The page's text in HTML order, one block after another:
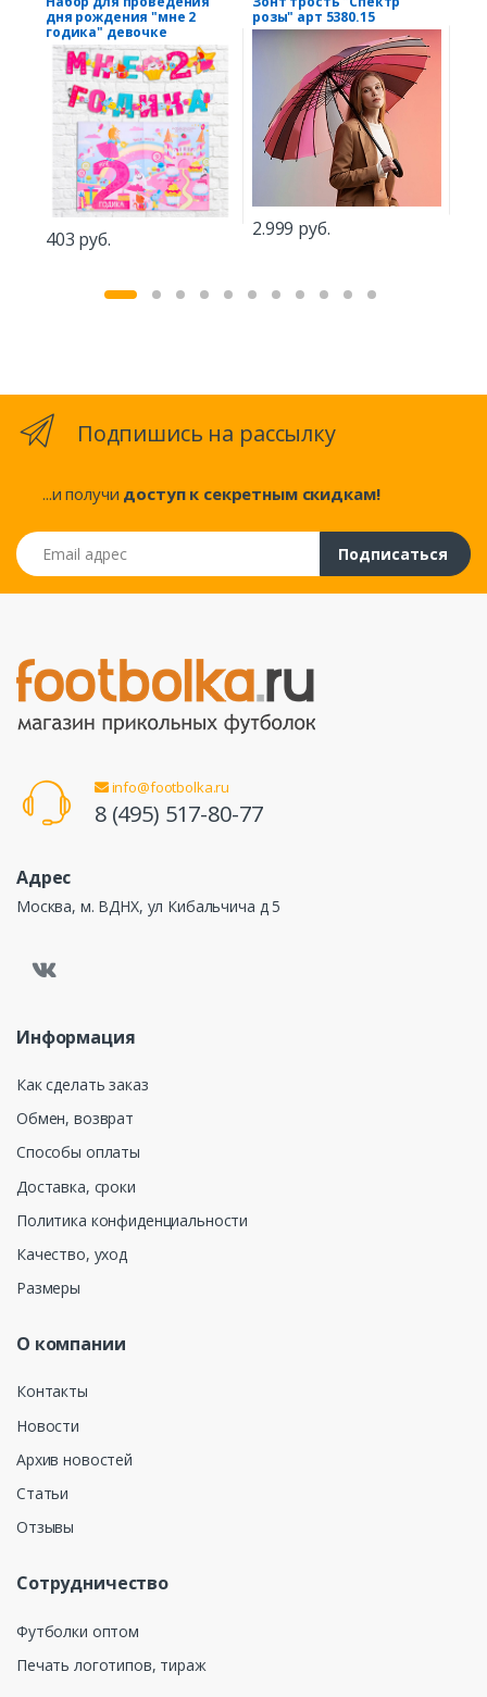
дня рождения "мне 2
годика" девочке
403 руб.
розы" арт 5380.15
2.999 руб.
Подпишись на рассылку
...и получи доступ к секретным скидкам!
Email адрес
Подписаться
info@footbolka.ru
8 (495) 517-80-77
Адрес
Москва, м. ВДНХ, ул Кибальчича д 5
Информация
Как сделать заказ
Обмен, возврат
Способы оплаты
Доставка, сроки
Политика конфиденциальности
Качество, уход
Размеры
О компании
Контакты
Новости
Архив новостей
Статьи
Отзывы
Сотрудничество
Футболки оптом
Печать логотипов, тираж